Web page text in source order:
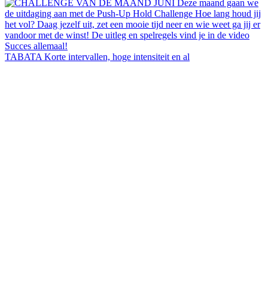
TABATA Korte intervallen, hoge intensiteit en al